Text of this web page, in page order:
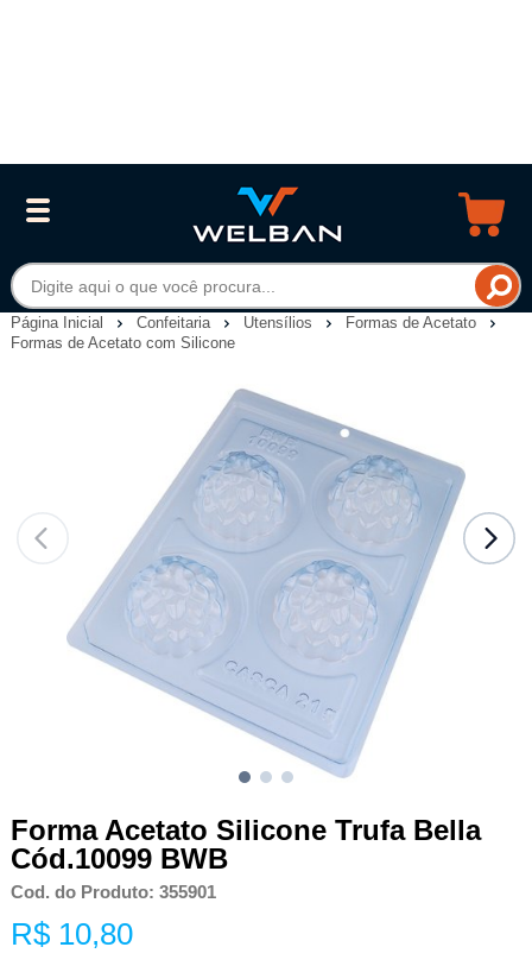
Página Inicial Confeitaria Utensílios
Formas de Acetato
Formas de Acetato com Silicone
Forma Acetato Silicone Trufa Bella
Cód.10099 BWB
Cod. do Produto: 355901
R$ 10,80